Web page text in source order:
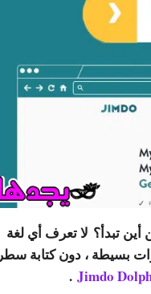
تبدأ؟ لا تعرف أي لغة
بسيطة ، دون كتابة سطر
Jimdo
.